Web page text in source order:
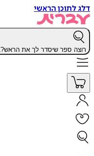
הראשי
ספר שיסדר לך את הראש? CtrlK